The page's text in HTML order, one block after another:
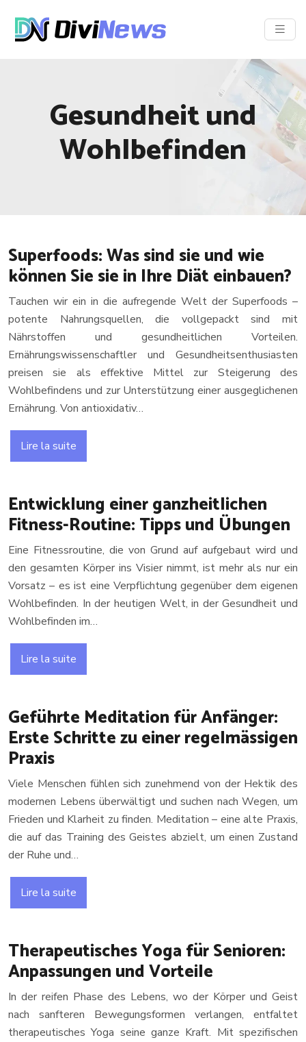
Gesundheit und
Wohlbefinden
Superfoods: Was sind sie und wie
können Sie sie in Ihre Diät einbauen?
Tauchen wir ein in die aufregende Welt der Superfoods –
potente Nahrungsquellen, die vollgepackt sind mit
Nährstoffen und gesundheitlichen Vorteilen.
Ernährungswissenschaftler und Gesundheitsenthusiasten
preisen sie als effektive Mittel zur Steigerung des
Wohlbefindens und zur Unterstützung einer ausgeglichenen
Ernährung. Von antioxidativ…
Lire la suite
Entwicklung einer ganzheitlichen
Fitness-Routine: Tipps und Übungen
Eine Fitnessroutine, die von Grund auf aufgebaut wird und
den gesamten Körper ins Visier nimmt, ist mehr als nur ein
Vorsatz – es ist eine Verpflichtung gegenüber dem eigenen
Wohlbefinden. In der heutigen Welt, in der Gesundheit und
Wohlbefinden im…
Lire la suite
Geführte Meditation für Anfänger:
Erste Schritte zu einer regelmässigen
Praxis
Viele Menschen fühlen sich zunehmend von der Hektik des
modernen Lebens überwältigt und suchen nach Wegen, um
Frieden und Klarheit zu finden. Meditation – eine alte Praxis,
die auf das Training des Geistes abzielt, um einen Zustand
der Ruhe und…
Lire la suite
Therapeutisches Yoga für Senioren:
Anpassungen und Vorteile
In der reifen Phase des Lebens, wo der Körper und Geist
nach sanfteren Bewegungsformen verlangen, entfaltet
therapeutisches Yoga seine ganze Kraft. Mit spezifischen